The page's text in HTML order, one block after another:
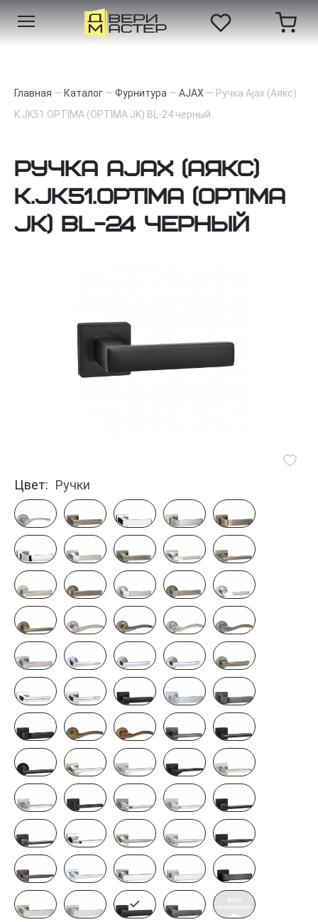
Главная — Каталог — Фурнитура — AJAX — Ручка Ajax (Аякс)
K.JK51.OPTIMA (OPTIMA JK) BL-24 черный
Ручка Ajax (Аякс)
K.JK51.OPTIMA (OPTIMA
JK) BL-24 черный
Цвет: Ручки